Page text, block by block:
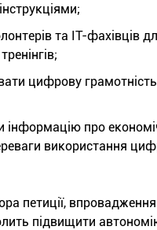
та IT-фахівців
цифрову
про
використання
петиції, впровадження
підвищити